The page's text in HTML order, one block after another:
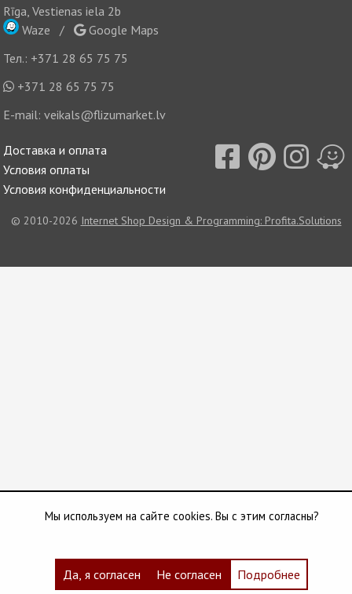
Rīga, Vestienas iela 2b
Waze /
Google Maps
Тел.: +371 28 65 75 75
+371 28 65 75 75
E-mail:veikals@flizumarket.lv
Доставка и оплата
Условия оплаты
Условия конфиденциальности
© 2010-2026 Internet Shop Design & Programming: Profita.Solutions
Мы используем на сайте cookies. Вы с этим согласны?
Да, я согласен Не согласен Подробнее